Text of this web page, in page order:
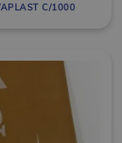
C/1000